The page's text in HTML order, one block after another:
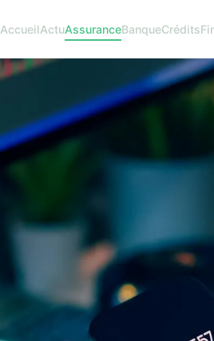
AccueilActuAssuranceBanqueCrédits